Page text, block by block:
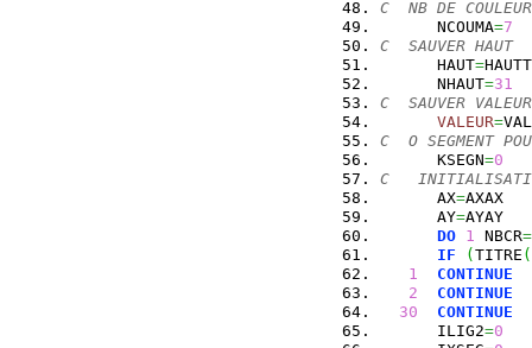
C  NB DE
      NCOUMA
=7
C  SAUVER HAUT
      HAUT
=HAUTT
      NHAUT
=31
C  SAUVER VALEUR
VALEUR=
C  O SEGMENT
      KSEGN
=0
C
      AX
=AXAX
      AY
=AYAY
DO 1 NBCR=
IF
(TITRE (
1
CONTINUE
2
CONTINUE
30
CONTINUE
      ILIG2
=0